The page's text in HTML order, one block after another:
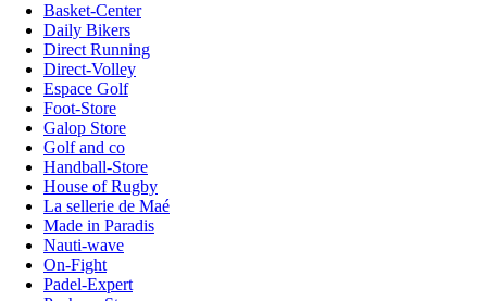
Basket-Center
Daily Bikers
Direct Running
Direct-Volley
Espace Golf
Foot-Store
Galop Store
Golf and co
Handball-Store
House of Rugby
La sellerie de Maé
Made in Paradis
Nauti-wave
On-Fight
Padel-Expert